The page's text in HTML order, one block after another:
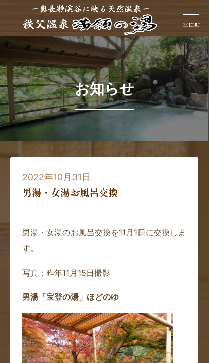
MENU
お知らせ
2022年10月31日
男湯・女湯お風呂交換
男湯・女湯のお風呂交換を11月1日に交換しま
す。
写真：昨年11月15日撮影
男湯「宝登の湯」ほどのゆ